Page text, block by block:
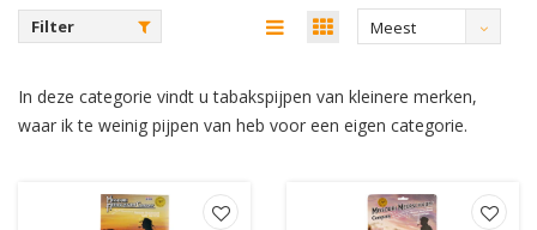
Filter
Meest
In deze categorie vindt u tabakspijpen van kleinere merken,
waar ik te weinig pijpen van heb voor een eigen categorie.